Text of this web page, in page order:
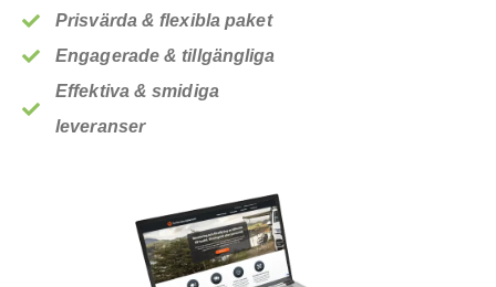
Prisvärda & flexibla paket
Engagerade & tillgängliga
Effektiva & smidiga
leveranser